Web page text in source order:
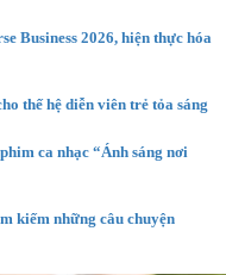
Business 2026, hiện thực hóa
thế hệ diễn viên trẻ tỏa sáng
ca nhạc “Ánh sáng nơi
kiếm những câu chuyện